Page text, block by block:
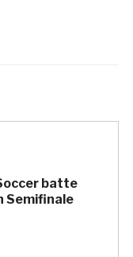
batte
Semifinale